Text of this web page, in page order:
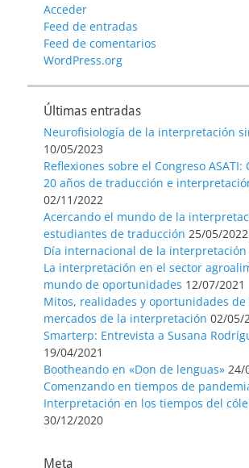
Acceder
Feed de entradas
Feed de comentarios
WordPress.org
Últimas entradas
Neurofisiología de la interpretación
10/05/2023
Reflexiones sobre el Congreso ASATI:
20 años de traducción e
02/11/2022
Acercando el mundo de la
estudiantes de traducción 25/05/2022
Día internacional de la interpretación
La interpretación en el sector
mundo de oportunidades 12/07/2021
Mitos, realidades y oportunidades
mercados de la interpretación 02/05/
Smarterp: Entrevista a Susana
19/04/2021
Bootheando en «Don de lenguas» 24/
Comenzando en tiempos de
Interpretación en los tiempos del
30/12/2020
Meta